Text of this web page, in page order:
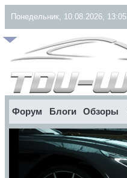
Понедельник, 10.08.2026, 13:05
Форум Блоги Обзоры